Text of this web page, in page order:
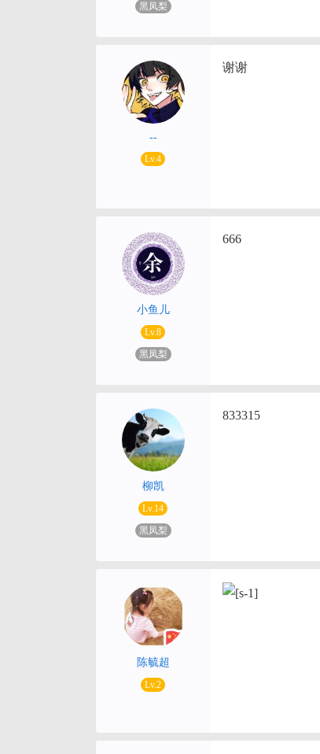
黑凤梨
--
Lv.4
谢谢
小鱼儿
Lv.8
黑凤梨
666
柳凯
Lv.14
黑凤梨
833315
陈毓超
Lv.2